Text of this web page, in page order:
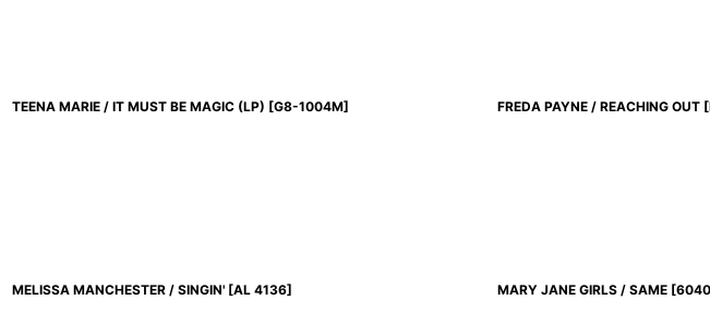
TEENA MARIE / IT MUST BE MAGIC (LP) [G8-1004M] FREDA PAYNE / REACHING OUT [
MELISSA MANCHESTER / SINGIN' [AL 4136] MARY JANE GIRLS / SAME [